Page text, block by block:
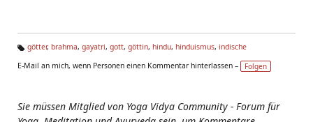
g
götter, brahma, gayatri, gott, göttin, hindu, hinduismus, indische
E-Mail an mich, wenn Personen einen Kommentar hinterlassen –
Folgen
Sie müssen Mitglied von Yoga Vidya Community - Forum für